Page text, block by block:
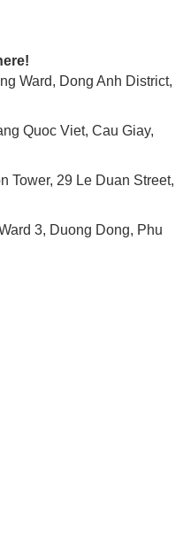
Ward, Dong Anh District,
Quoc Viet, Cau Giay,
Tower, 29 Le Duan Street,
3, Duong Dong, Phu